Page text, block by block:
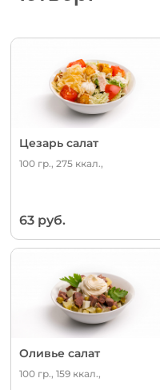
Цезарь салат
100 гр., 275 ккал.,
63 руб.
Оливье салат
100 гр., 159 ккал.,